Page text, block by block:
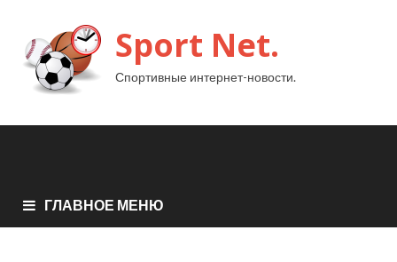
Sport Net.
Спортивные интернет-новости.
ГЛАВНОЕ МЕНЮ